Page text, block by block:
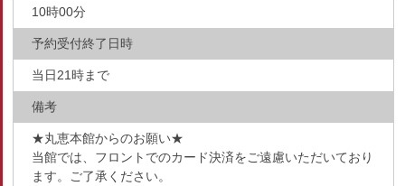
10時00分
予約受付終了日時
当日21時まで
備考
★丸恵本館からのお願い★
当館では、フロントでのカード決済をご遠慮いただいており
ます。ご了承ください。